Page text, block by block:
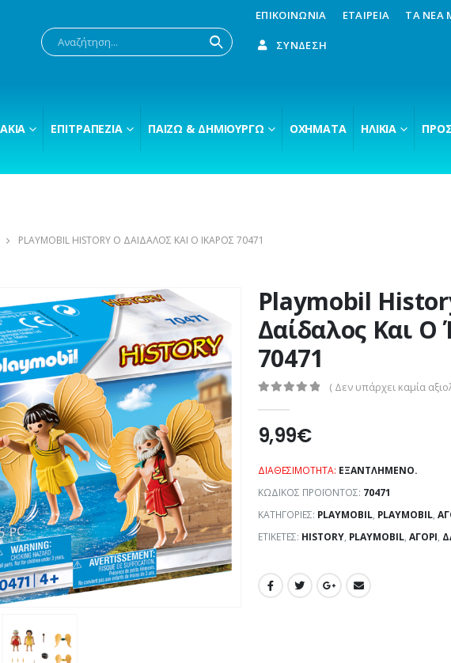
ΕΠΙΚΟΙΝΩΝΊΑ ΕΤΑΙΡΕΊΑ ΤΑ ΝΈΑ
ΣΎΝΔΕΣΗ
ΕΠΙΤΡΑΠΈΖΙΑ ΠΑΊΖΩ & ΔΗΜΙΟΥΡΓΏ ΟΧΉΜΑΤΑ ΗΛΙΚΊΑ
PLAYMOBIL HISTORY Ο ΔΑΊΔΑΛΟΣ ΚΑΙ Ο ΊΚΑΡΟΣ 70471
Playmobil
Δαίδαλος Και Ο
70471
( Δεν υπάρχει καμία
9,99€
ΔΙΑΘΕΣΙΜΌΤΗΤΑ: ΕΞΑΝΤΛΗΜΈΝΟ.
ΚΩΔΙΚΌΣ ΠΡΟΪΌΝΤΟΣ: 70471
ΚΑΤΗΓΟΡΊΕΣ: PLAYMOBIL, PLAYMOBIL,
ΕΤΙΚΈΤΕΣ: HISTORY, PLAYMOBIL, ΑΓΌΡΙ,